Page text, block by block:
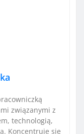
związanymi z
technologią,
Koncentruje się